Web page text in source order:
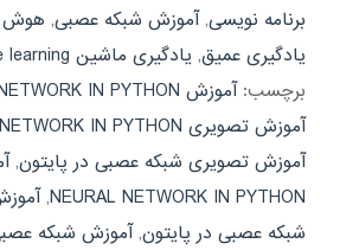
برنامه نویسی,آموزش شبکه عصبی, هوش
یادگیری عمیق, یادگیری ماشین machine learning
برچسب:آموزش NEURAL NETWORK IN PYTHON
آموزش تصویری NEURAL NETWORK IN PYTHON
آموزش تصویری شبکه عصبی در پایتون,
NEURAL NETWORK IN PYTHON
,
شبکه عصبی در پایتون,آموزش شبکه